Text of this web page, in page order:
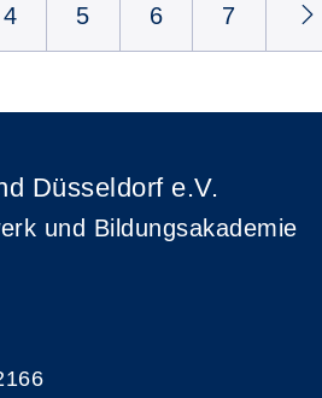
4 5 6 7
Düsseldorf e.V.
und Bildungsakademie